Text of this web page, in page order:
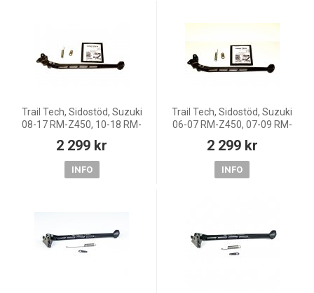
Trail Tech, Sidostöd, Suzuki
08-17 RM-Z450, 10-18 RM-
2 299 kr
INFO
Trail Tech, Sidostöd, Suzuki
06-07 RM-Z450, 07-09 RM-
2 299 kr
INFO